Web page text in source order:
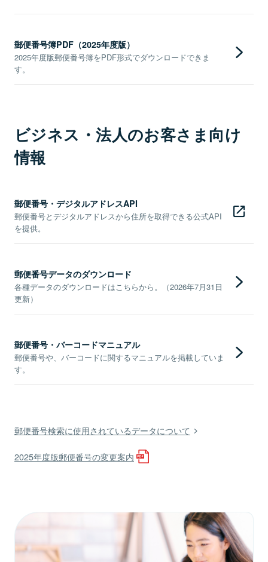
郵便番号簿PDF（2025年度版）
2025年度版郵便番号簿をPDF形式でダウンロードできま
す。
ビジネス・法人のお客さま向け
情報
郵便番号・デジタルアドレスAPI
郵便番号とデジタルアドレスから住所を取得できる公式API
を提供。
郵便番号データのダウンロード
各種データのダウンロードはこちらから。（2026年7月31日
更新）
郵便番号・バーコードマニュアル
郵便番号や、バーコードに関するマニュアルを掲載していま
す。
郵便番号検索に使用されているデータについて
2025年度版郵便番号の変更案内